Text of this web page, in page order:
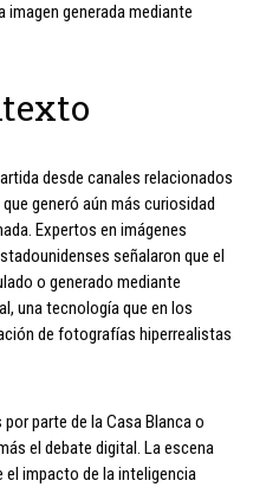
generada mediante
desde canales relacionados
generó aún más curiosidad
Expertos en imágenes
señalaron que el
o generado mediante
una tecnología que en los
de fotografías hiperrealistas
parte de la Casa Blanca o
el debate digital. La escena
impacto de la inteligencia